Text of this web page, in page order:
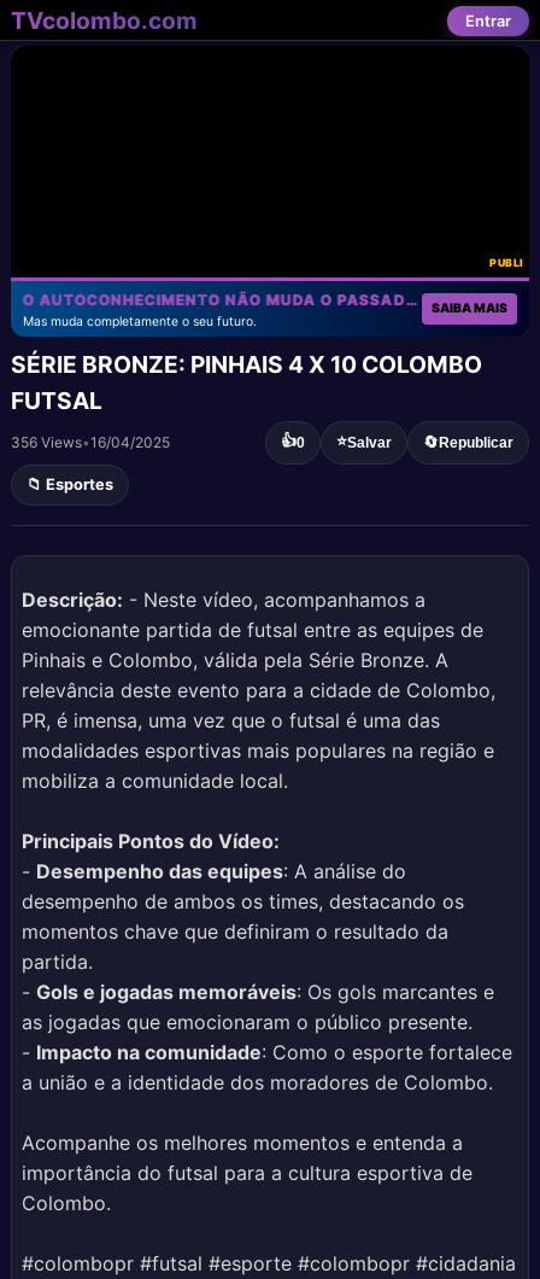
TVcolombo.com Entrar
PUBLI
O AUTOCONHECIMENTO NÃO MUDA O PASSADO!
Mas muda completamente o seu futuro.
SAIBA MAIS
SÉRIE BRONZE: PINHAIS 4 X 10 COLOMBO
FUTSAL
356 Views•16/04/2025 👍0 ⭐Salvar 🔄 Republicar
📁 Esportes
Descrição: - Neste vídeo, acompanhamos a
emocionante partida de futsal entre as equipes de
Pinhais e Colombo, válida pela Série Bronze. A
relevância deste evento para a cidade de Colombo,
PR, é imensa, uma vez que o futsal é uma das
modalidades esportivas mais populares na região e
mobiliza a comunidade local.
Principais Pontos do Vídeo:
- Desempenho das equipes: A análise do
desempenho de ambos os times, destacando os
momentos chave que definiram o resultado da
partida.
-Gols e jogadas memoráveis: Os gols marcantes e
as jogadas que emocionaram o público presente.
- Impacto na comunidade: Como o esporte fortalece
a união e a identidade dos moradores de Colombo.
Acompanhe os melhores momentos e entenda a
importância do futsal para a cultura esportiva de
Colombo.
#colombopr #futsal #esporte #colombopr #cidadania